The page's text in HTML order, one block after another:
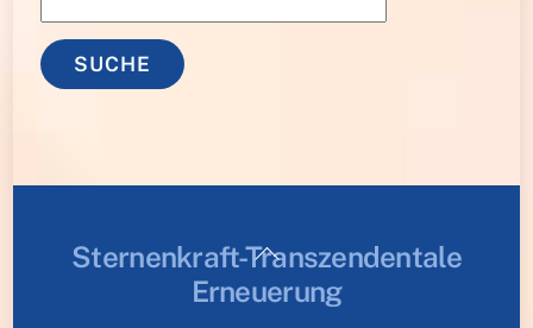
Back
To
Sternenkraft-Transzendentale
Erneuerung